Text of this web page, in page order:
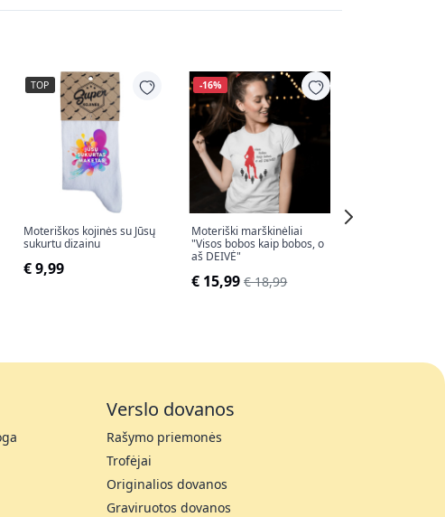
TOP
Moteriškos kojinės su Jūsų
sukurtu dizainu
€ 9,99
-16%
Moteriški marškinėliai
"Visos bobos kaip bobos, o
aš DEIVĖ"
€ 15,99 € 18,99
Verslo dovanos
Rašymo priemonės
Trofėjai
Originalios dovanos
Graviruotos dovanos